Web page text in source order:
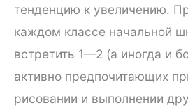
тенденцию к увеличению.
каждом классе начальной
встретить 1—2 (а иногда и
активно предпочитающих
рисовании и выполнении